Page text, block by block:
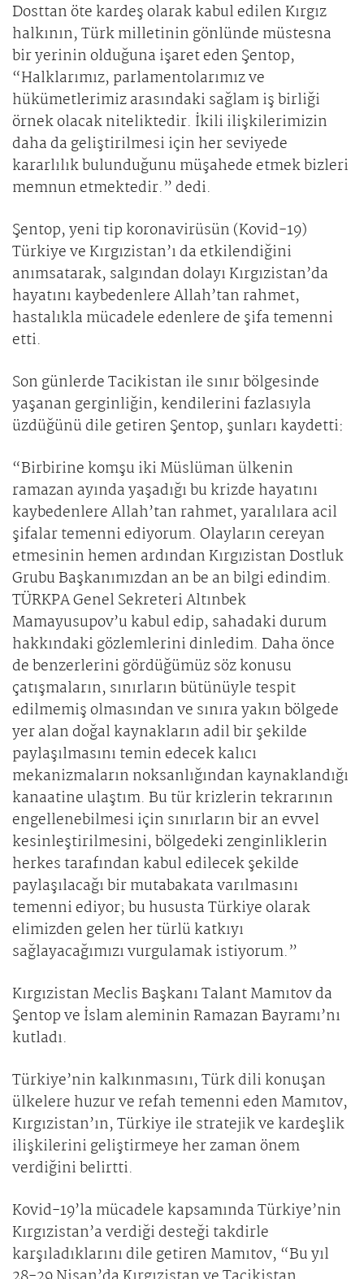
Dosttan öte kardeş olarak kabul edilen Kırgız
halkının, Türk milletinin gönlünde müstesna
bir yerinin olduğuna işaret eden Şentop,
“Halklarımız, parlamentolarımız ve
hükümetlerimiz arasındaki sağlam iş birliği
örnek olacak niteliktedir. İkili ilişkilerimizin
daha da geliştirilmesi için her seviyede
kararlılık bulunduğunu müşahede etmek bizleri
memnun etmektedir.” dedi.
Şentop, yeni tip koronavirüsün (Kovid-19)
Türkiye ve Kırgızistan’ı da etkilendiğini
anımsatarak, salgından dolayı Kırgızistan’da
hayatını kaybedenlere Allah’tan rahmet,
hastalıkla mücadele edenlere de şifa temenni
etti.
Son günlerde Tacikistan ile sınır bölgesinde
yaşanan gerginliğin, kendilerini fazlasıyla
üzdüğünü dile getiren Şentop, şunları kaydetti:
“Birbirine komşu iki Müslüman ülkenin
ramazan ayında yaşadığı bu krizde hayatını
kaybedenlere Allah’tan rahmet, yaralılara acil
şifalar temenni ediyorum. Olayların cereyan
etmesinin hemen ardından Kırgızistan Dostluk
Grubu Başkanımızdan an be an bilgi edindim.
TÜRKPA Genel Sekreteri Altınbek
Mamayusupov’u kabul edip, sahadaki durum
hakkındaki gözlemlerini dinledim. Daha önce
de benzerlerini gördüğümüz söz konusu
çatışmaların, sınırların bütünüyle tespit
edilmemiş olmasından ve sınıra yakın bölgede
yer alan doğal kaynakların adil bir şekilde
paylaşılmasını temin edecek kalıcı
mekanizmaların noksanlığından kaynaklandığı
kanaatine ulaştım. Bu tür krizlerin tekrarının
engellenebilmesi için sınırların bir an evvel
kesinleştirilmesini, bölgedeki zenginliklerin
herkes tarafından kabul edilecek şekilde
paylaşılacağı bir mutabakata varılmasını
temenni ediyor; bu hususta Türkiye olarak
elimizden gelen her türlü katkıyı
sağlayacağımızı vurgulamak istiyorum.”
Kırgızistan Meclis Başkanı Talant Mamıtov da
Şentop ve İslam aleminin Ramazan Bayramı’nı
kutladı.
Türkiye’nin kalkınmasını, Türk dili konuşan
ülkelere huzur ve refah temenni eden Mamıtov,
Kırgızistan’ın, Türkiye ile stratejik ve kardeşlik
ilişkilerini geliştirmeye her zaman önem
verdiğini belirtti.
Kovid-19’la mücadele kapsamında Türkiye’nin
Kırgızistan’a verdiği desteği takdirle
karşıladıklarını dile getiren Mamıtov, “Bu yıl